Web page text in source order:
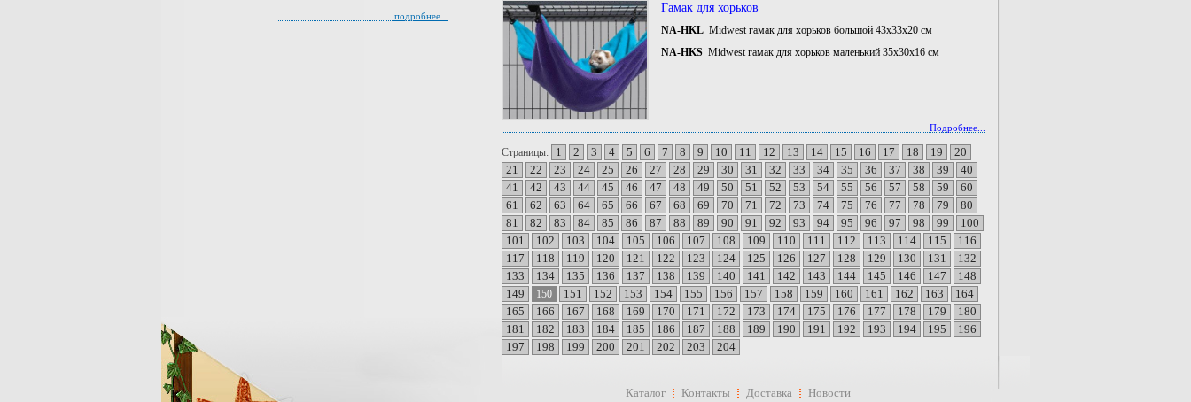
Гамак для хорьков
NA-HKL Midwest гамак для хорьков большой 43х33х20 см
NA-HKS Midwest гамак для хорьков маленький 35х30х16 см
Подробнее...
Страницы: 1 2 3 4 5 6 7 8 9 10 11 12 13 14 15 16 17 18 19
20
21
22 23 24 25 26 27 28 29 30 31 32 33 34 35 36 37 38 39
40
41
42 43 44 45 46 47 48 49 50 51 52 53 54 55 56 57 58 59
60
61
62 63 64 65 66 67 68 69 70 71 72 73 74 75 76 77 78 79
80
81
82 83 84 85 86 87 88 89 90 91 92 93 94 95 96 97 98 99
100
101
102 103 104 105 106 107 108 109 110 111 112 113 114 115
116
117
118 119 120 121 122 123 124 125 126 127 128 129 130 131
132
133
134 135 136 137 138 139 140 141 142 143 144 145 146 147
148
149
150 151 152 153 154 155 156 157 158 159 160 161 162 163
164
165
166 167 168 169 170 171 172 173 174 175 176 177 178 179
180
181
182 183 184 185 186 187 188 189 190 191 192 193 194 195
196
197
198 199 200 201 202 203 204
подробнее...
Каталог Контакты Доставка Новости